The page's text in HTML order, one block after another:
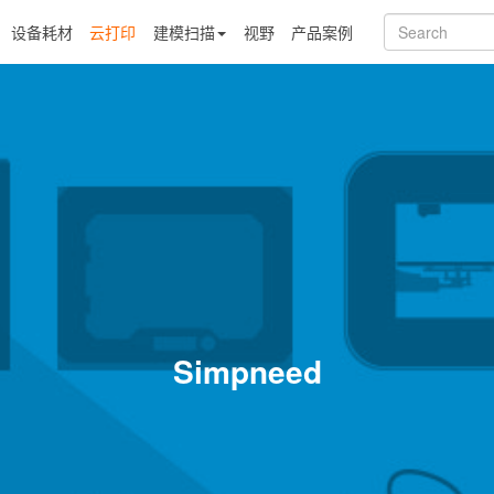
设备耗材 云打印 建模扫描 视野 产品案例
Simpneed